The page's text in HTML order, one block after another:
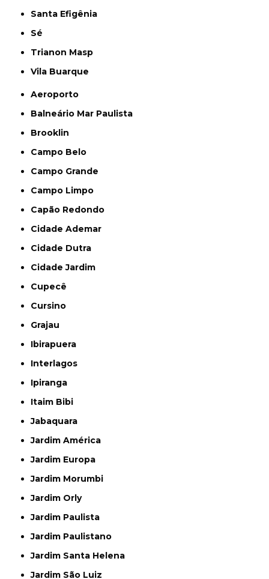
Santa Efigênia
Sé
Trianon Masp
Vila Buarque
Aeroporto
Balneário Mar Paulista
Brooklin
Campo Belo
Campo Grande
Campo Limpo
Capão Redondo
Cidade Ademar
Cidade Dutra
Cidade Jardim
Cupecê
Cursino
Grajau
Ibirapuera
Interlagos
Ipiranga
Itaim Bibi
Jabaquara
Jardim América
Jardim Europa
Jardim Morumbi
Jardim Orly
Jardim Paulista
Jardim Paulistano
Jardim Santa Helena
Jardim São Luiz